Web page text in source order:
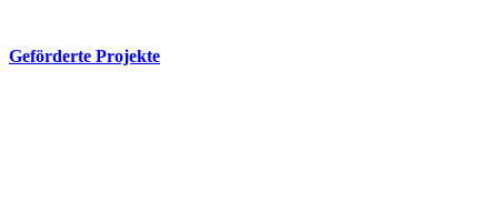
Geförderte Projekte